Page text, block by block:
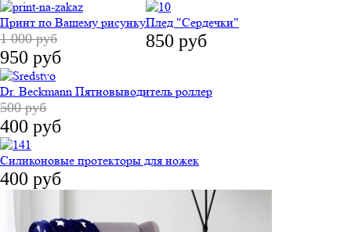
Принт по Вашему рисунку
1 000 руб
950 руб
Плед "Сердечки"
850 руб
Dr. Beckmann Пятновыводитель роллер
500 руб
400 руб
Силиконовые протекторы для ножек
400 руб